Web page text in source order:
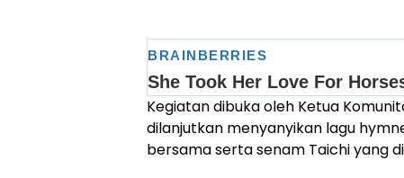
Kegiatan dibuka oleh Ketua
dilanjutkan menyanyikan lagu
bersama serta senam Taichi yang